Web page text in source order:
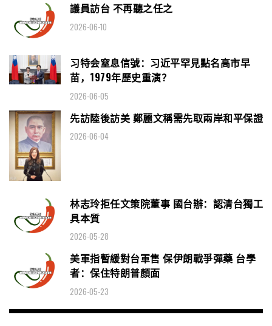
議員訪台 不再聽之任之
2026-06-10
习特会窒息信號：习近平罕見點名高市早
苗，1979年歷史重演？
2026-06-05
先訪陸後訪美 鄭麗文稱需先取兩岸和平保證
2026-06-04
林志玲拒任文策院董事 國台辦：認清台獨工
具本質
2026-05-28
美軍指暫緩對台軍售 保伊朗戰爭彈藥 台學
者：保住特朗普顏面
2026-05-23